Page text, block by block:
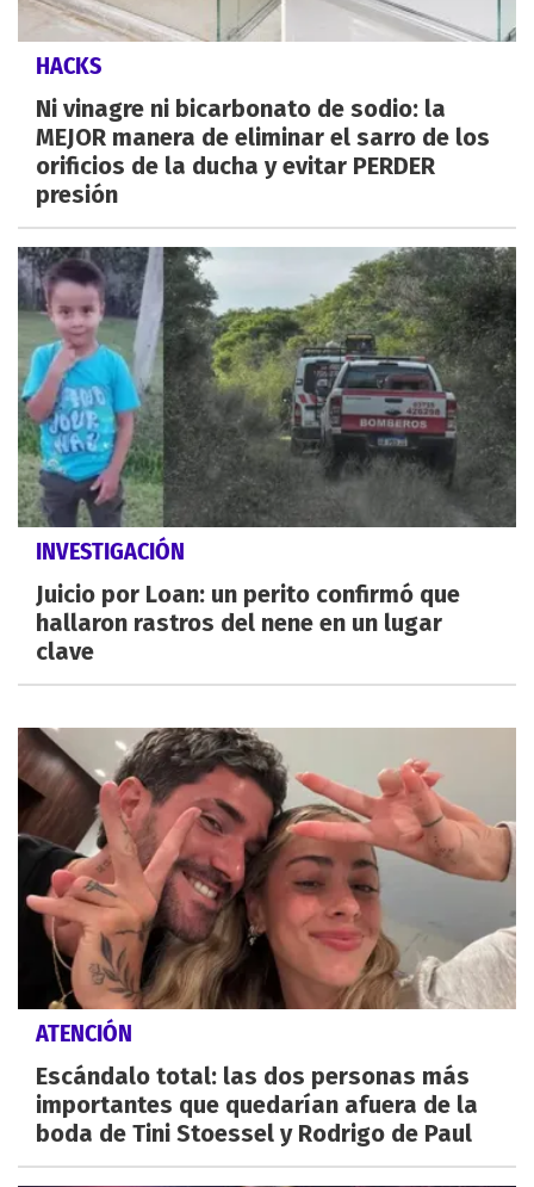
HACKS
Ni vinagre ni bicarbonato de sodio: la
MEJOR manera de eliminar el sarro de los
orificios de la ducha y evitar PERDER
presión
INVESTIGACIÓN
Juicio por Loan: un perito confirmó que
hallaron rastros del nene en un lugar
clave
ATENCIÓN
Escándalo total: las dos personas más
importantes que quedarían afuera de la
boda de Tini Stoessel y Rodrigo de Paul